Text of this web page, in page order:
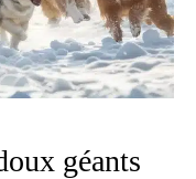
géants